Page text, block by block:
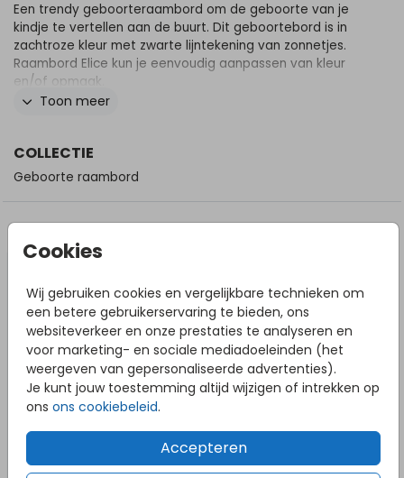
Cookies
Wij gebruiken cookies en vergelijkbare technieken om
een betere gebruikerservaring te bieden, ons
websiteverkeer en onze prestaties te analyseren en
voor marketing- en sociale mediadoeleinden (het
weergeven van gepersonaliseerde advertenties).
Je kunt jouw toestemming altijd wijzigen of intrekken op
ons ons cookiebeleid.
Accepteren
Een trendy geboorteraambord om de geboorte van je
kindje te vertellen aan de buurt. Dit geboortebord is in
zachtroze kleur met zwarte lijntekening van zonnetjes.
Raambord Elice kun je eenvoudig aanpassen van kleur
en/of opmaak.
Toon meer
COLLECTIE
Geboorte raambord